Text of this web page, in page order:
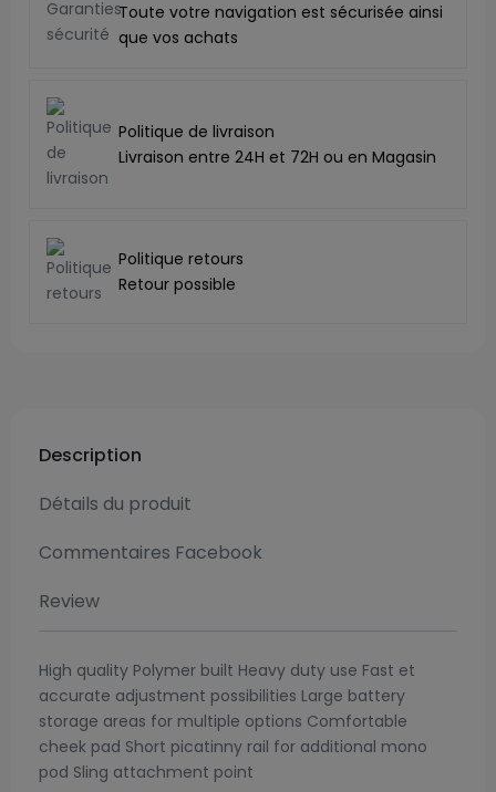
Toute votre navigation est sécurisée ainsi
que vos achats
Politique de livraison
Livraison entre 24H et 72H ou en Magasin
Politique retours
Retour possible
Description
Détails du produit
Commentaires Facebook
Review
High quality Polymer built Heavy duty use Fast et
accurate adjustment possibilities Large battery
storage areas for multiple options Comfortable
cheek pad Short picatinny rail for additional mono
pod Sling attachment point